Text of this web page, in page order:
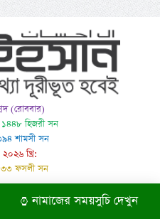
(রোববার)
হিজরী সন
শামসী সন
খ্রি:
ফসলী সন
নামাজের সময়সুচি দেখুন